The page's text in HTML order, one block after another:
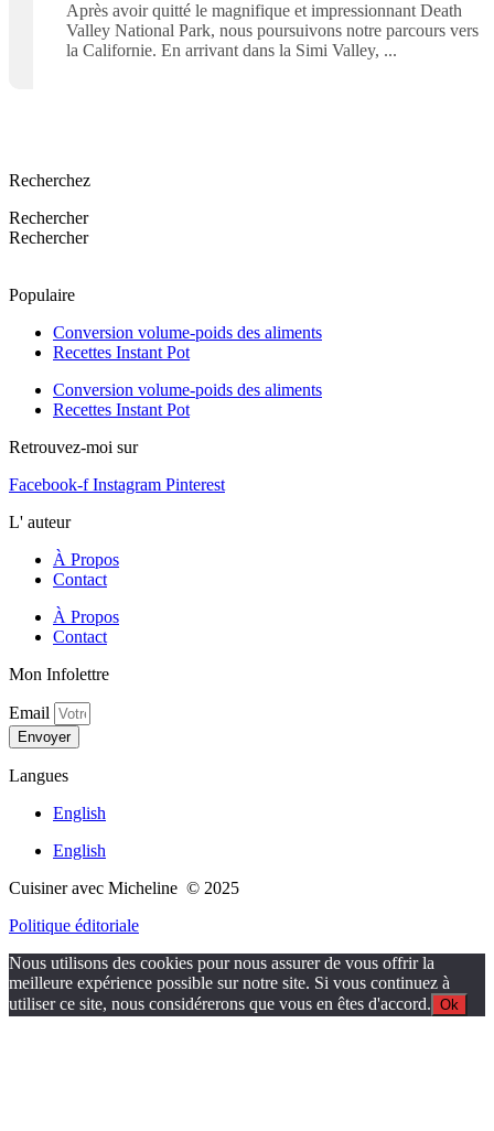
Après avoir quitté le magnifique et impressionnant Death
Valley National Park, nous poursuivons notre parcours vers
la Californie. En arrivant dans la Simi Valley,
Recherchez
Rechercher
Rechercher
Populaire
Conversion volume-poids des aliments
Recettes Instant Pot
Conversion volume-poids des aliments
Recettes Instant Pot
Retrouvez-moi sur
Facebook-f Instagram Pinterest
L' auteur
À Propos
Contact
À Propos
Contact
Mon Infolettre
Email
Envoyer
Langues
English
English
Cuisiner avec Micheline © 2025
Politique éditoriale
Nous utilisons des cookies pour nous assurer de vous offrir la
meilleure expérience possible sur notre site. Si vous continuez à
utiliser ce site, nous considérerons que vous en êtes d'accord. Ok